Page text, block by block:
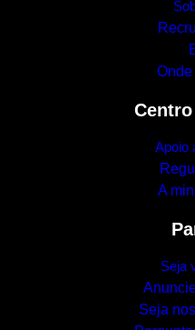
Onde
Apoio
A
Seja
Seja